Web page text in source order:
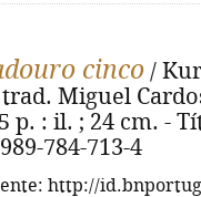
cinco /
Miguel
p. : il. ; 24 cm. -
784-713-4
http://